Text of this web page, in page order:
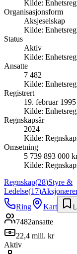
Kilde:
Organisasjonsform
Aksjeselskap
Kilde:
Status
Aktiv
Kilde:
Ansatte
7 482
Kilde:
Registrert
19. februar 1995
Kilde:
Regnskapsår
2024
Kilde:
Omsetning
5 739 893 000
Kilde:
Regnskap(28)Styre &
Ledelse(17)
Ring
Kart
7482ansatte
22,4 mill. kr
Aktiv